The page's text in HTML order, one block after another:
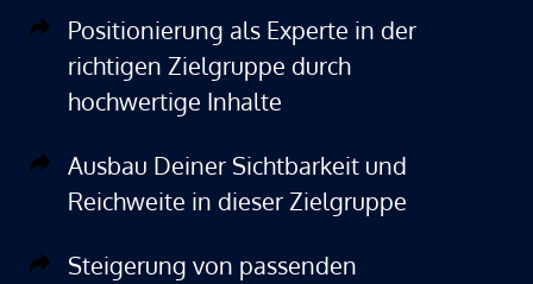
Positionierung als Experte in der
richtigen Zielgruppe durch
hochwertige Inhalte
Ausbau Deiner Sichtbarkeit und
Reichweite in dieser Zielgruppe
Steigerung von passenden